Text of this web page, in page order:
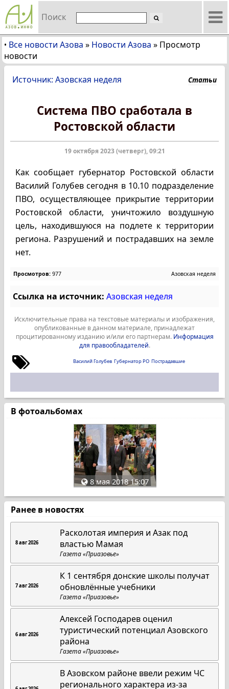
Поиск
• Все новости Азова » Новости Азова » Просмотр
новости
Источник: Азовская неделя Статьи
Система ПВО сработала в
Ростовской области
19 октября 2023 (четверг), 09:21
Как сообщает губернатор Ростовской области
Василий Голубев сегодня в 10.10 подразделение
ПВО, осуществляющее прикрытие территории
Ростовской области, уничтожило воздушную
цель, находившуюся на подлете к территории
региона. Разрушений и пострадавших на земле
нет.
Просмотров: 977 Азовская неделя
Ссылка на источник: Азовская неделя
Исключительные права на текстовые материалы и изображения,
опубликованные в данном материале, принадлежат
процитированному изданию и/или его партнерам. Информация
для правообладателей.
Василий Голубев Губернатор РО Пострадавшие
В фотоальбомах
8 мая 2018 15:07
Ранее в новостях
8 авг 2026
Расколотая империя и Азак под
властью Мамая
Газета «Приазовье»
7 авг 2026
К 1 сентября донские школы получат
обновлённые учебники
Газета «Приазовье»
6 авг 2026
Алексей Господарев оценил
туристический потенциал Азовского
района
Газета «Приазовье»
В Азовском районе ввели режим ЧС
регионального характера из-за